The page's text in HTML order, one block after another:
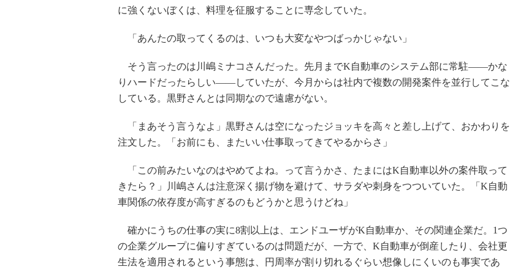
に強くないぼくは、料理を征服することに専念していた。
「あんたの取ってくるのは、いつも大変なやつばっかじゃない」
そう言ったのは川嶋ミナコさんだった。先月までK自動車のシステム部に常駐――かな
りハードだったらしい――していたが、今月からは社内で複数の開発案件を並行してこな
している。黒野さんとは同期なので遠慮がない。
「まあそう言うなよ」黒野さんは空になったジョッキを高々と差し上げて、おかわりを
注文した。「お前にも、またいい仕事取ってきてやるからさ」
「この前みたいなのはやめてよね。って言うかさ、たまにはK自動車以外の案件取って
きたら？」川嶋さんは注意深く揚げ物を避けて、サラダや刺身をつついていた。「K自動
車関係の依存度が高すぎるのもどうかと思うけどね」
確かにうちの仕事の実に8割以上は、エンドユーザがK自動車か、その関連企業だ。1つ
の企業グループに偏りすぎているのは問題だが、一方で、K自動車が倒産したり、会社更
生法を適用されるという事態は、円周率が割り切れるぐらい想像しにくいのも事実であ